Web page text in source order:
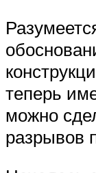
теперь
можно
разрывов